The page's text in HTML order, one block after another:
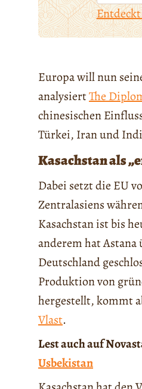
Europa will nun
analysiertThe
chinesischen
Türkei, Iran und
Kasachstan als
Dabei setzt die EU
Zentralasiens
Kasachstan ist bis
anderem hat
Deutschland
Produktion von
hergestellt, kommt
Vlast.
Lest auch auf
Usbekistan